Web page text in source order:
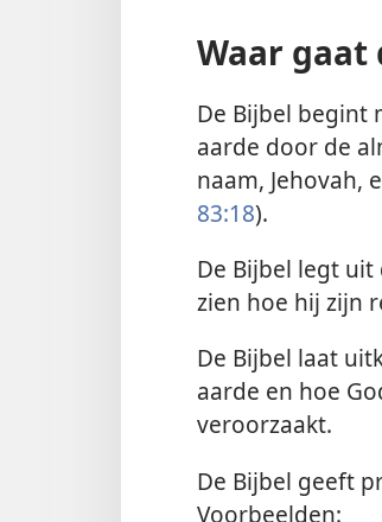
Waar gaat
De Bijbel begint
aarde door de
naam, Jehovah,
83:18).
De Bijbel legt
zien hoe hij zijn
De Bijbel laat
aarde en hoe
veroorzaakt.
De Bijbel geeft
Voorbeelden: